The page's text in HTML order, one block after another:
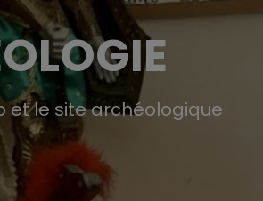
et le site archéologique